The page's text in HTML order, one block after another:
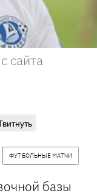
сайта
ФУТБОЛЬНЫЕ МАТЧИ
базы